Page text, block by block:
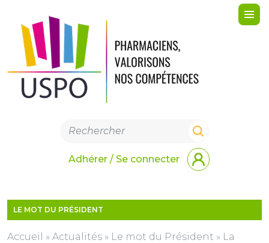
Adhérer / Se connecter
LE MOT DU PRÉSIDENT
Accueil » Actualités » Le mot du Président » La